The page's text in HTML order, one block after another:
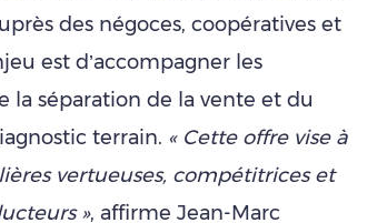
des négoces, coopératives et
est d’accompagner les
la séparation de la vente et du
terrain. « Cette offre vise à
vertueuses, compétitrices et
», affirme Jean-Marc